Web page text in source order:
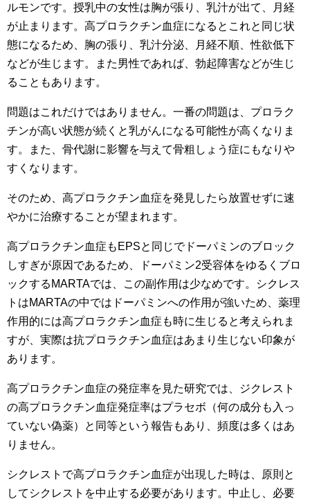
ルモンです。授乳中の女性は胸が張り、乳汁が出て、月経
が止まります。高プロラクチン血症になるとこれと同じ状
態になるため、胸の張り、乳汁分泌、月経不順、性欲低下
などが生じます。また男性であれば、勃起障害などが生じ
ることもあります。
問題はこれだけではありません。一番の問題は、プロラク
チンが高い状態が続くと乳がんになる可能性が高くなりま
す。また、骨代謝に影響を与えて骨粗しょう症にもなりや
すくなります。
そのため、高プロラクチン血症を発見したら放置せずに速
やかに治療することが望まれます。
高プロラクチン血症もEPSと同じでドーパミンのブロック
しすぎが原因であるため、ドーパミン2受容体をゆるくブロ
ックするMARTAでは、この副作用は少なめです。シクレス
トはMARTAの中ではドーパミンへの作用が強いため、薬理
作用的には高プロラクチン血症も時に生じると考えられま
すが、実際は抗プロラクチン血症はあまり生じない印象が
あります。
高プロラクチン血症の発症率を見た研究では、ジクレスト
の高プロラクチン血症発症率はプラセボ（何の成分も入っ
ていない偽薬）と同等という報告もあり、頻度は多くはあ
りません。
シクレストで高プロラクチン血症が出現した時は、原則と
してシクレストを中止する必要があります。中止し、必要